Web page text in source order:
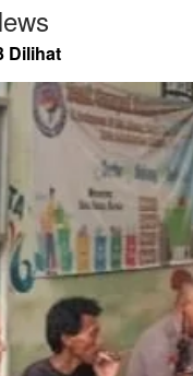
Dilihat